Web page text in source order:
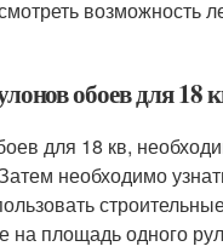
возможность
обоев для 18
для 18 кв,
необходимо
площадь одного